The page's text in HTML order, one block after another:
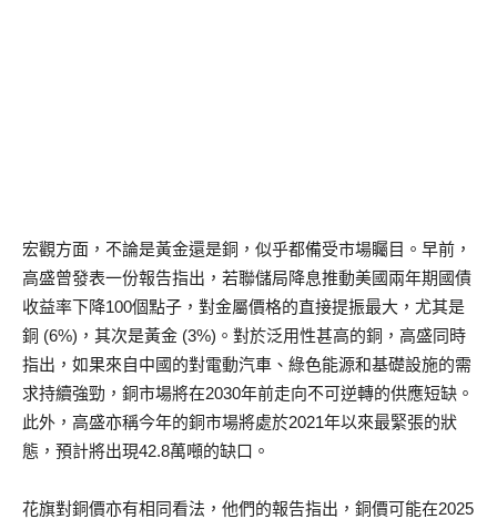
宏觀方面，不論是黃金還是銅，似乎都備受市場矚目。早前，
高盛曾發表一份報告指出，若聯儲局降息推動美國兩年期國債
收益率下降100個點子，對金屬價格的直接提振最大，尤其是
銅 (6%)，其次是黃金 (3%)。對於泛用性甚高的銅，高盛同時
指出，如果來自中國的對電動汽車、綠色能源和基礎設施的需
求持續強勁，銅市場將在2030年前走向不可逆轉的供應短缺。
此外，高盛亦稱今年的銅市場將處於2021年以來最緊張的狀
態，預計將出現42.8萬噸的缺口。
花旗對銅價亦有相同看法，他們的報告指出，銅價可能在2025